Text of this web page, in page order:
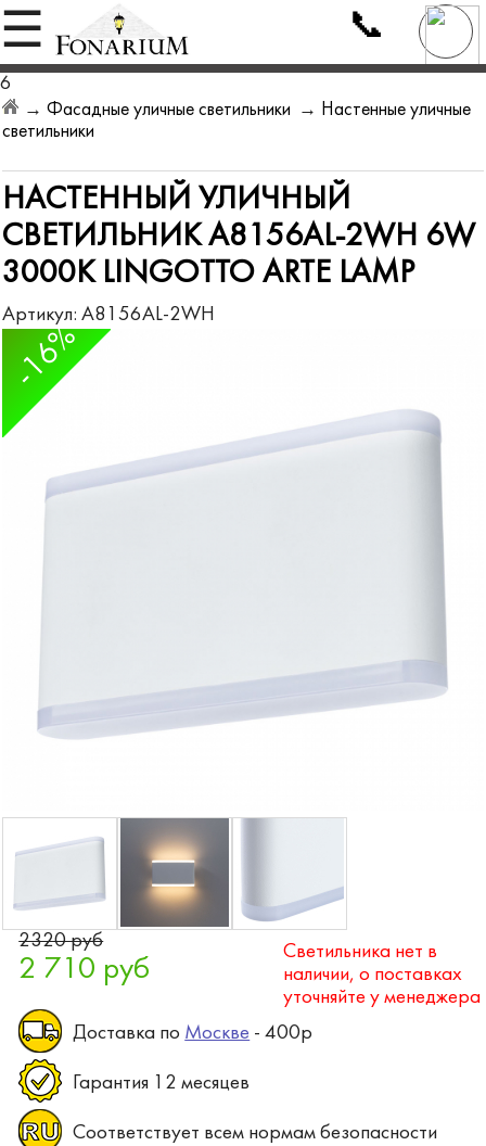
☰ 📞
6
→Фасадные уличные светильники → Настенные уличные
светильники
НАСТЕННЫЙ УЛИЧНЫЙ
СВЕТИЛЬНИК A8156AL-2WH 6W
3000K LINGOTTO ARTE LAMP
Артикул:A8156AL-2WH
-16%
2320 руб
2 710 руб
Светильника нет в
наличии, о поставках
уточняйте у менеджера
Доставка по Москве - 400р
Гарантия 12 месяцев
Соответствует всем нормам безопасности